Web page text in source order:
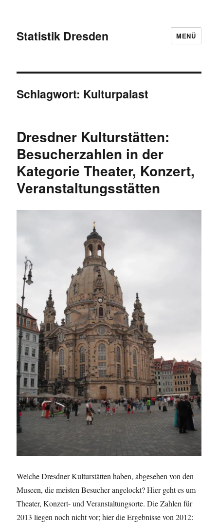
Statistik Dresden MENÜ
Schlagwort: Kulturpalast
Dresdner Kulturstätten:
Besucherzahlen in der
Kategorie Theater, Konzert,
Veranstaltungsstätten
Welche Dresdner Kulturstätten haben, abgesehen von den
Museen, die meisten Besucher angelockt? Hier geht es um
Theater, Konzert- und Veranstaltungsorte. Die Zahlen für
2013 liegen noch nicht vor; hier die Ergebnisse von 2012: